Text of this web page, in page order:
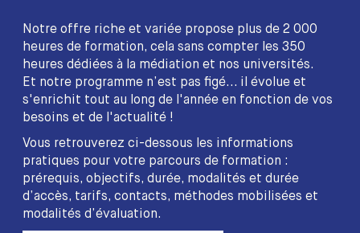
Notre offre riche et variée propose plus de 2 000
heures de formation, cela sans compter les 350
heures dédiées à la médiation et nos universités.
Et notre programme n’est pas figé... il évolue et
s'enrichit tout au long de l'année en fonction de vos
besoins et de l'actualité !
Vous retrouverez ci-dessous les informations
pratiques pour votre parcours de formation :
prérequis, objectifs, durée, modalités et durée
d’accès, tarifs, contacts, méthodes mobilisées et
modalités d’évaluation.